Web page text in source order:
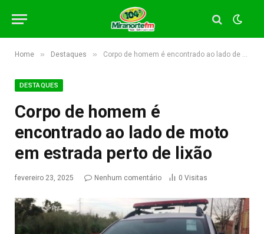
Home » Destaques » Corpo de homem é encontrado ao lado de moto em estrada perto de lixão
DESTAQUES
Corpo de homem é
encontrado ao lado de moto
em estrada perto de lixão
fevereiro 23, 2025 Nenhum comentário 0 Visitas